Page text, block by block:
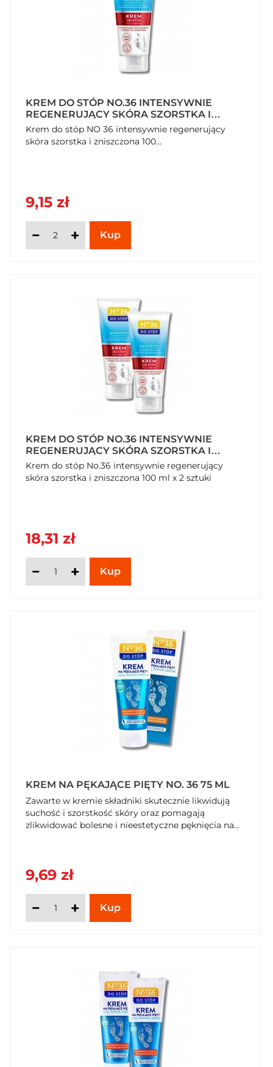
KREM DO STÓP NO.36 INTENSYWNIE
REGENERUJĄCY SKÓRA SZORSTKA I
ZNISZCZONA 100 ML
Krem do stóp NO 36 intensywnie regenerujący
skóra szorstka i zniszczona 100...
9,15 zł
KREM DO STÓP NO.36 INTENSYWNIE
REGENERUJĄCY SKÓRA SZORSTKA I
ZNISZCZONA 100 ML X 2 SZTUKI
Krem do stóp No.36 intensywnie regenerujący
skóra szorstka i zniszczona 100 ml x 2 sztuki
18,31 zł
KREM NA PĘKAJĄCE PIĘTY NO. 36 75 ML
Zawarte w kremie składniki skutecznie likwidują
suchość i szorstkość skóry oraz pomagają
zlikwidować bolesne i nieestetyczne pęknięcia na...
9,69 zł